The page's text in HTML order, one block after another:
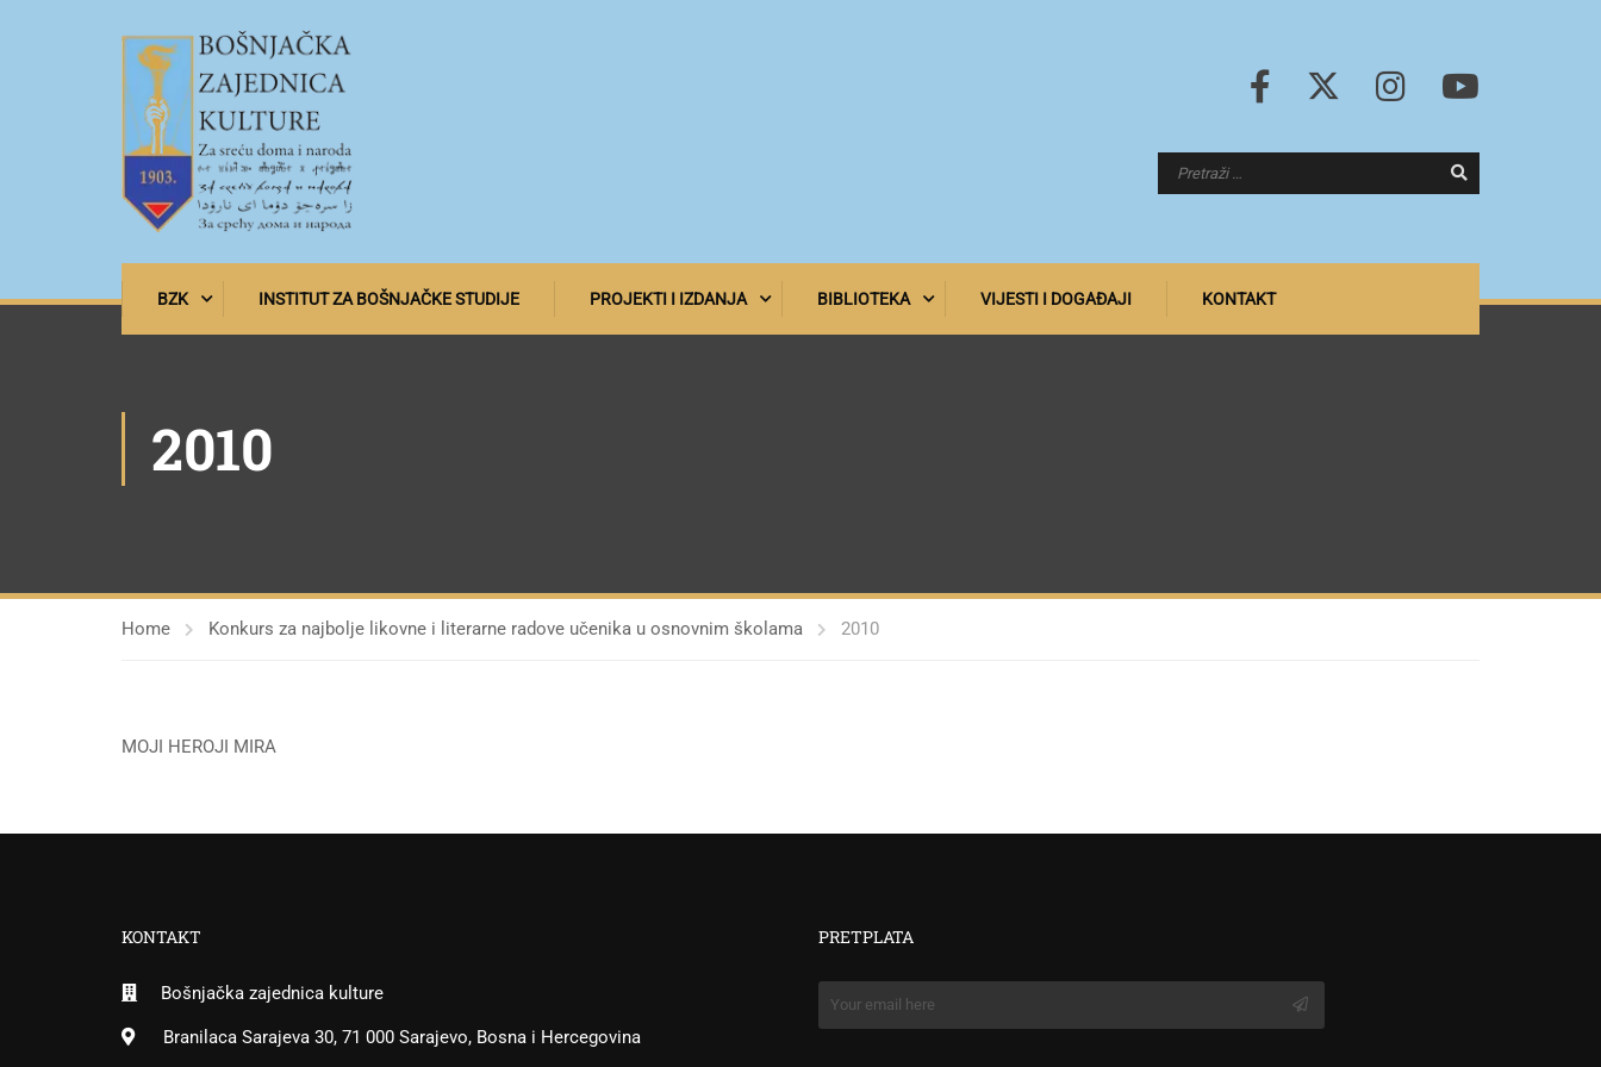
BZK INSTITUT ZA BOŠNJAČKE STUDIJE PROJEKTI I IZDANJA BIBLIOTEKA VIJESTI I DOGAĐAJI KONTAKT
2010
Home Konkurs za najbolje likovne i literarne radove učenika u osnovnim školama 2010
MOJI HEROJI MIRA
KONTAKT
Bošnjačka zajednica kulture
Branilaca Sarajeva 30, 71 000 Sarajevo, Bosna i Hercegovina
PRETPLATA